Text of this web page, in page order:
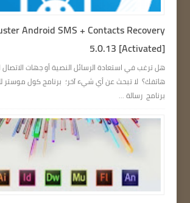
Android SMS + Contacts Recovery
5.0.13 [Activated]
هل ترغب في استعادة الرسائل النصية أو جهات
هاتفك؟ لا تبحث عن أي شيء آخر؛ برنامج كول موستر
برنامج رسالة ...